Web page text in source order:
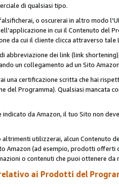
di qualsiasi tipo.
o oscurerai in altro modo
in cui il Contenuto del
da cui il cliente clicca attraverso tale
abbreviazione dei link (link
un collegamento ad un Sito
una certificazione scritta che hai
del Programma). Qualsiasi mancata
indicato da Amazon, il tuo Sito non
altrimenti utilizzerai, alcun Contenuto
Amazon (ad esempio, prodotti
o contenuti che puoi ottenere da
ai Prodotti del